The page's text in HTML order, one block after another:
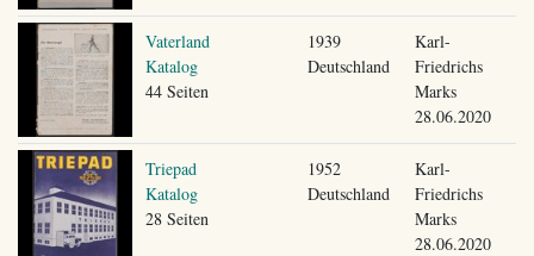
Vaterland
Katalog
44 Seiten
1939
Deutschland
Karl-
Friedrichs
Marks
28.06.2020
Triepad
Katalog
28 Seiten
1952
Deutschland
Karl-
Friedrichs
Marks
28.06.2020